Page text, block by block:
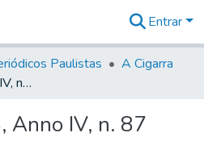
&
Coleções
Tudo na
Digital
Entrar
Paulistas
A Cigarra
A Cigarra, 1918, Anno IV, n. 87
Anno IV, n. 87